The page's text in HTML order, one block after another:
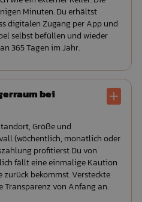
Minuten. Du erhältst
digitalen Zugang per App und
selbst befüllen und wieder
365 Tagen im Jahr.
bei
Größe und
(wöchentlich, monatlich oder
profitierst Du von
fällt eine einmalige Kaution
bekommst. Versteckte
Transparenz von Anfang an.